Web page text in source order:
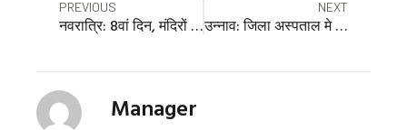
n
e
n
n
PREVIOUS
नवरात्रि: 8वां दिन, मंदिरों में श्रद्धालुओं की भीड़
NEXT
उन्नाव: जिला अस्पताल मे डीएम व सीडीओ की छापेमारी, मिली खामियां
Manager